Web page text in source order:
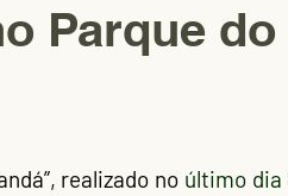
Parque do
, realizado no último dia